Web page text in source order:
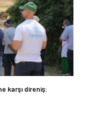
karşı direniş: